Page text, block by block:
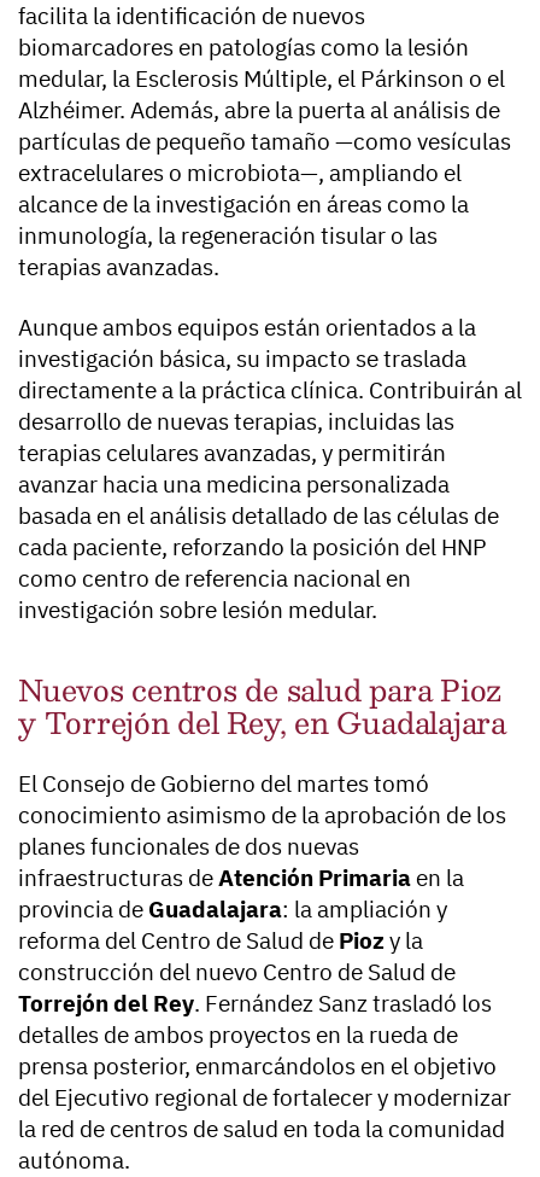
facilita la identificación de nuevos
biomarcadores en patologías como la lesión
medular, la Esclerosis Múltiple, el Párkinson o el
Alzhéimer. Además, abre la puerta al análisis de
partículas de pequeño tamaño —como vesículas
extracelulares o microbiota—, ampliando el
alcance de la investigación en áreas como la
inmunología, la regeneración tisular o las
terapias avanzadas.
Aunque ambos equipos están orientados a la
investigación básica, su impacto se traslada
directamente a la práctica clínica. Contribuirán al
desarrollo de nuevas terapias, incluidas las
terapias celulares avanzadas, y permitirán
avanzar hacia una medicina personalizada
basada en el análisis detallado de las células de
cada paciente, reforzando la posición del HNP
como centro de referencia nacional en
investigación sobre lesión medular.
Nuevos centros de salud para Pioz
y Torrejón del Rey, en Guadalajara
El Consejo de Gobierno del martes tomó
conocimiento asimismo de la aprobación de los
planes funcionales de dos nuevas
infraestructuras deAtención Primaria en la
provincia de Guadalajara: la ampliación y
reforma del Centro de Salud de Piozy la
construcción del nuevo Centro de Salud de
Torrejón del Rey. Fernández Sanz trasladó los
detalles de ambos proyectos en la rueda de
prensa posterior, enmarcándolos en el objetivo
del Ejecutivo regional de fortalecer y modernizar
la red de centros de salud en toda la comunidad
autónoma.